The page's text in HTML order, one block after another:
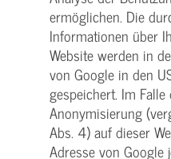
ermöglichen. Die
Informationen über
Website werden in
von Google in den
gespeichert. Im
Anonymisierung
Abs. 4) auf dieser
Adresse von